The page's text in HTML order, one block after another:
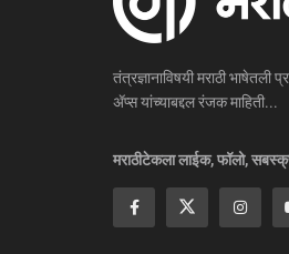
तंत्रज्ञानाविषयी मराठी
ॲप्स यांच्याबद्दल रंजक माहिती...
मराठीटेकला लाईक, फॉलो,